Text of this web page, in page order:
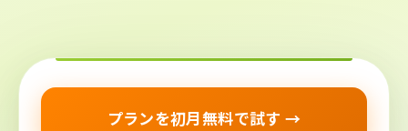
プランを初月無料で試す →